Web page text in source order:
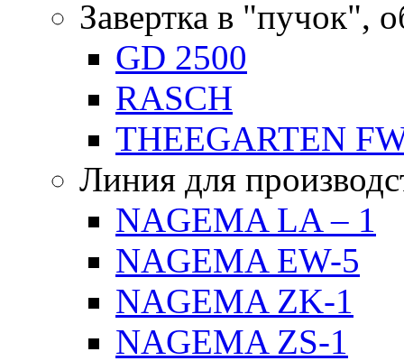
Завертка в "пучок",
GD 2500
RASCH
THEEGARTEN
Линия для
NAGEMA LA – 1
NAGEMA EW-5
NAGEMA ZK-1
NAGEMA ZS-1